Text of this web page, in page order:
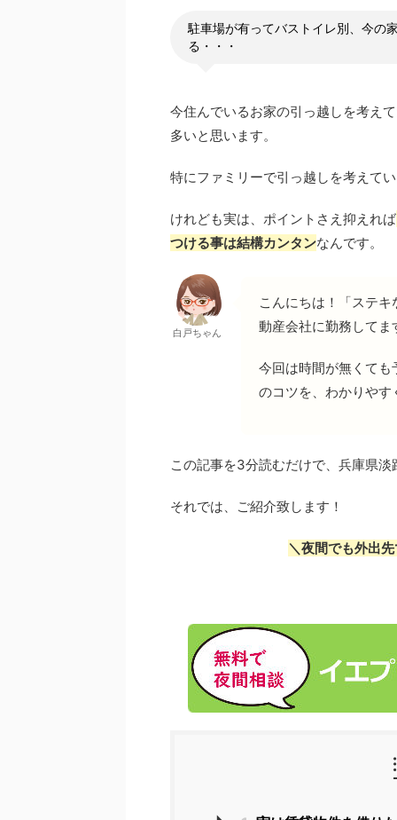
駐車場が有ってバストイレ別、今の
る・・・
今住んでいるお家の引っ越しを考え
多いと思います。
特にファミリーで引っ越しを考えて
けれども実は、ポイントさえ抑えれば
つける事は結構カンタンなんです。
白戸ちゃん
こんにちは！「ステ
動産会社に勤務してま
今回は時間が無くて
のコツを、わかりやす
この記事を3分読むだけで、兵庫県淡
それでは、ご紹介致します！
＼夜間でも外出